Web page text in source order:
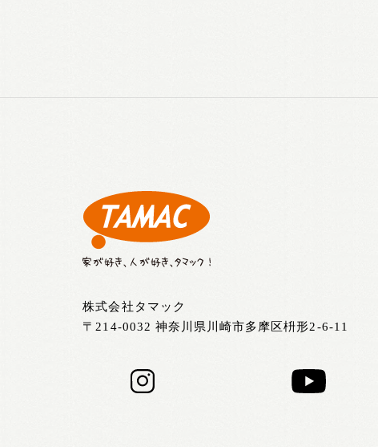
株式会社タマック
〒214-0032 神奈川県川崎市多摩区枡形2-6-11